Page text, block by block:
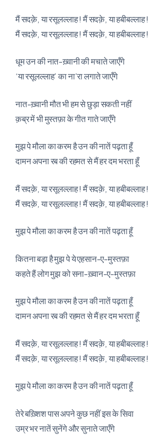
मैं सदक़े, या रसूलल्लाह ! मैं सदक़े, या हबीबल्लाह !
मैं सदक़े, या रसूलल्लाह ! मैं सदक़े, या हबीबल्लाह !
धूम उन की नात-ख़्वानी की मचाते जाएँगे
‘या रसूलल्लाह’ का ना’रा लगाते जाएँगे
नात-ख़्वानी मौत भी हम से छुड़ा सकती नहीं
क़ब्र में भी मुस्तफ़ा के गीत गाते जाएँगे
मुझ पे मौला का करम है उन की नातें पढ़ता हूँ
दामन अपना रब की रहमत से मैं हर दम भरता हूँ
मैं सदक़े, या रसूलल्लाह ! मैं सदक़े, या हबीबल्लाह !
मैं सदक़े, या रसूलल्लाह ! मैं सदक़े, या हबीबल्लाह !
मुझ पे मौला का करम है उन की नातें पढ़ता हूँ
कितना बड़ा है मुझ पे ये एहसान-ए-मुस्तफ़ा
कहते हैं लोग मुझ को सना-ख़्वान-ए-मुस्तफ़ा
मुझ पे मौला का करम है उन की नातें पढ़ता हूँ
दामन अपना रब की रहमत से मैं हर दम भरता हूँ
मैं सदक़े, या रसूलल्लाह ! मैं सदक़े, या हबीबल्लाह !
मैं सदक़े, या रसूलल्लाह ! मैं सदक़े, या हबीबल्लाह !
मुझ पे मौला का करम है उन की नातें पढ़ता हूँ
तेरे बख़्शिश पास अपने कुछ नहीं इस के सिवा
उम्र भर नातें सुनेंगे और सुनाते जाएँगे